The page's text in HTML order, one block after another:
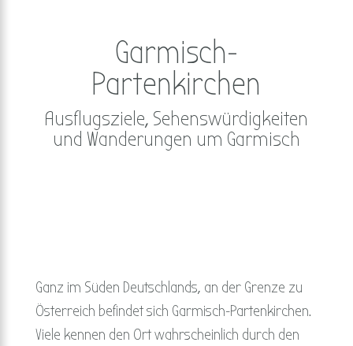
Garmisch-
Partenkirchen
Ausflugsziele, Sehenswürdigkeiten
und Wanderungen um Garmisch
Ganz im Süden Deutschlands, an der Grenze zu
Österreich befindet sich Garmisch-Partenkirchen.
Viele kennen den Ort wahrscheinlich durch den